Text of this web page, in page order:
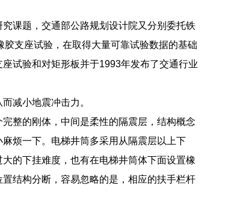
课题，交通部公路规划设计院又分别委托铁
支座试验，在取得大量可靠试验数据的基础
试验和对矩形板并于1993年发布了交通行业
减小地震冲击力。
整的刚体，中间是柔性的隔震层，结构概念
烦一下。电梯井筒多采用从隔震层以上下
的下挂难度，也有在电梯井筒体下面设置橡
结构分断，容易忽略的是，相应的扶手栏杆